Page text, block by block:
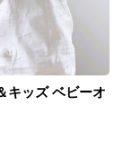
キッズ ベビーオ